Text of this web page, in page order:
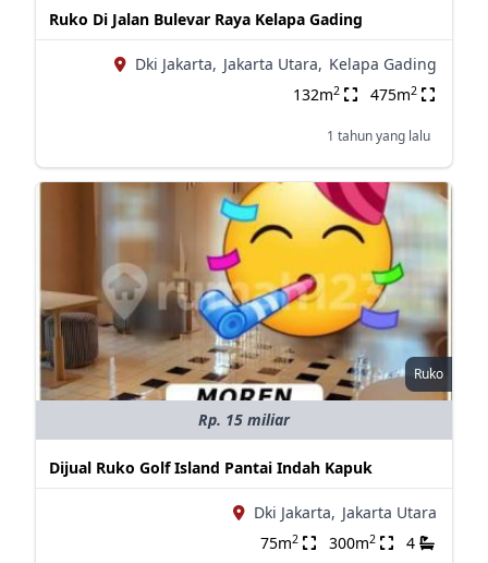
Ruko Di Jalan Bulevar Raya Kelapa Gading
Dki Jakarta, Jakarta Utara, Kelapa Gading
132m2 475m2
1 tahun yang lalu
Ruko
Rp. 15 miliar
Dijual Ruko Golf Island Pantai Indah Kapuk
Dki Jakarta, Jakarta Utara
75m2 300m2 4